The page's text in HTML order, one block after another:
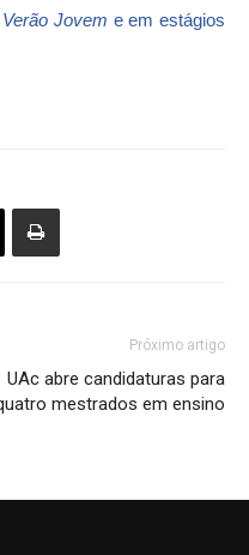
Verão Jovem e em estágios
Próximo artigo
UAc abre candidaturas para
mestrados em ensino